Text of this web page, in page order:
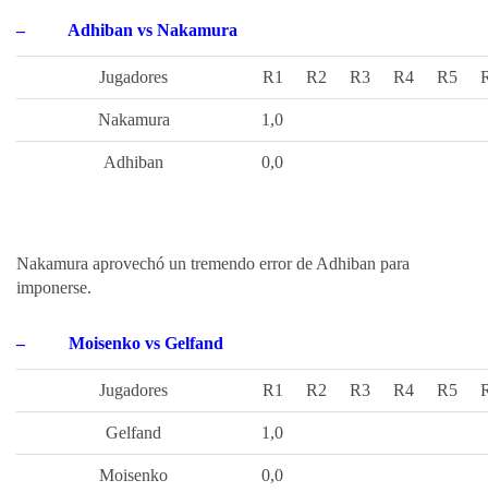
– Adhiban vs Nakamura
Jugadores R1 R2 R3 R4 R5
Nakamura 1,0
Adhiban 0,0
Nakamura aprovechó un tremendo error de Adhiban para
imponerse.
– Moisenko vs Gelfand
Jugadores R1 R2 R3 R4 R5
Gelfand 1,0
Moisenko 0,0